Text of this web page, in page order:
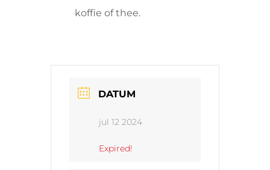
koffie of thee.
DATUM
jul 12 2024
Expired!